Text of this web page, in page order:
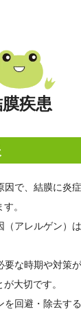
疾患
で、結膜に炎
。
（アレルゲン）
な時期や対策
大切です。
回避・除去す